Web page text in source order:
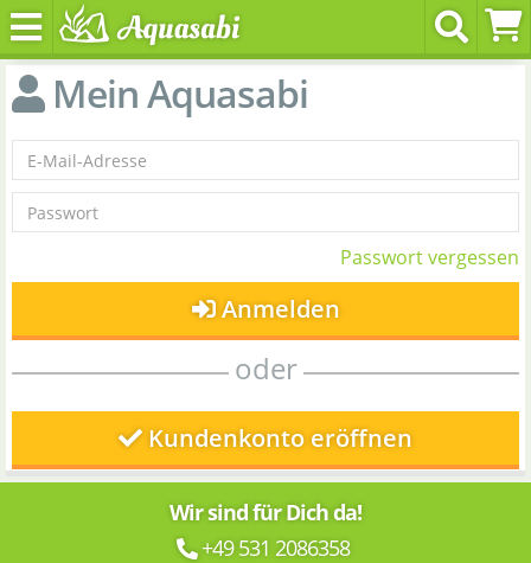
Mein Aquasabi
Passwort vergessen
Anmelden
oder
Kundenkonto eröffnen
Wir sind für Dich da!
+49 531 2086358